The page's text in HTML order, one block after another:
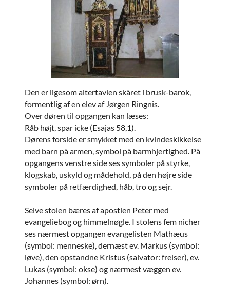
Den er ligesom altertavlen skåret i brusk-barok,
formentlig af en elev af Jørgen Ringnis.
Over døren til opgangen kan læses:
Råb højt, spar icke (Esajas 58,1).
Dørens forside er smykket med en kvindeskikkelse
med barn på armen, symbol på barmhjertighed. På
opgangens venstre side ses symboler på styrke,
klogskab, uskyld og mådehold, på den højre side
symboler på retfærdighed, håb, tro og sejr.
Selve stolen bæres af apostlen Peter med
evangeliebog og himmelnøgle. I stolens fem nicher
ses nærmest opgangen evangelisten Mathæus
(symbol: menneske), dernæst ev. Markus (symbol:
løve), den opstandne Kristus (salvator: frelser), ev.
Lukas (symbol: okse) og nærmest væggen ev.
Johannes (symbol: ørn).